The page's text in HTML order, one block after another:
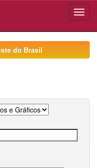
do Brasil